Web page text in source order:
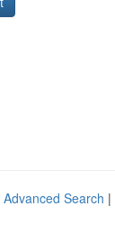
Advanced Search |